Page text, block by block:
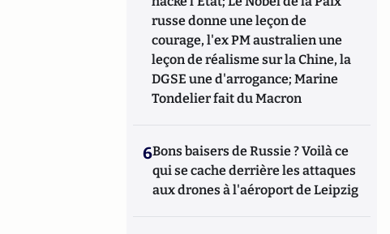
russe donne une leçon de
courage, l'ex PM australien une
leçon de réalisme sur la Chine, la
DGSE une d'arrogance; Marine
Tondelier fait du Macron
6Bons baisers de Russie ? Voilà ce
qui se cache derrière les attaques
aux drones à l'aéroport de Leipzig